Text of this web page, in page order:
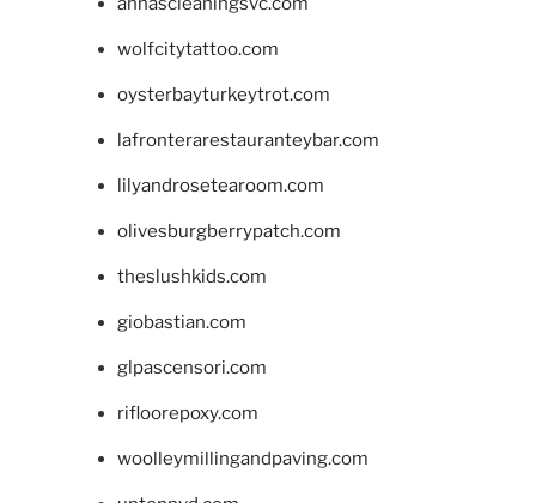
wolfcitytattoo.com
oysterbayturkeytrot.com
lafronterarestauranteybar.com
lilyandrosetearoom.com
olivesburgberrypatch.com
theslushkids.com
giobastian.com
glpascensori.com
rifloorepoxy.com
woolleymillingandpaving.com